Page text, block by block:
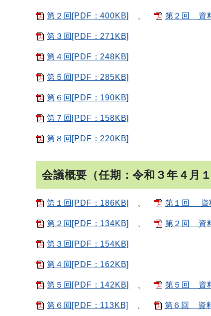
第２回[PDF：400KB] 第２回 資
第３回[PDF：271KB]
第４回[PDF：248KB]
第５回[PDF：285KB]
第６回[PDF：190KB]
第７回[PDF：158KB]
第８回[PDF：220KB]
会議概要（任期：令和３年４月
第１回[PDF：186KB] 第１回 資
第２回[PDF：134KB] 第２回 資
第３回[PDF：154KB]
第４回[PDF：162KB]
第５回[PDF：142KB] 第５回 資
第６回[PDF：113KB] 第６回 資